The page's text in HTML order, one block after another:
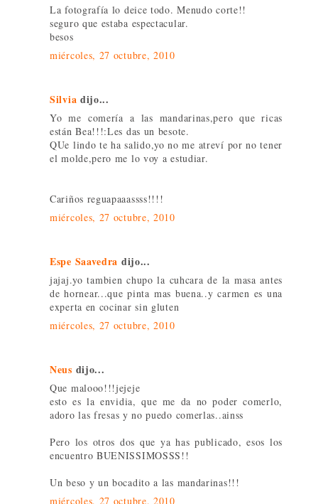
La fotografía lo deice todo. Menudo corte!!
seguro que estaba espectacular.
besos
miércoles, 27 octubre, 2010
Silvia dijo...
Yo me comería a las mandarinas,pero que ricas
están Bea!!!:Les das un besote.
QUe lindo te ha salido,yo no me atreví por no tener
el molde,pero me lo voy a estudiar.
Cariños reguapaaassss!!!!
miércoles, 27 octubre, 2010
Espe Saavedra dijo...
jajaj.yo tambien chupo la cuhcara de la masa antes
de hornear...que pinta mas buena..y carmen es una
experta en cocinar sin gluten
miércoles, 27 octubre, 2010
Neus dijo...
Que malooo!!!jejeje
esto es la envidia, que me da no poder comerlo,
adoro las fresas y no puedo comerlas..ainss
Pero los otros dos que ya has publicado, esos los
encuentro BUENISSIMOSSS!!
Un beso y un bocadito a las mandarinas!!!
miércoles, 27 octubre, 2010